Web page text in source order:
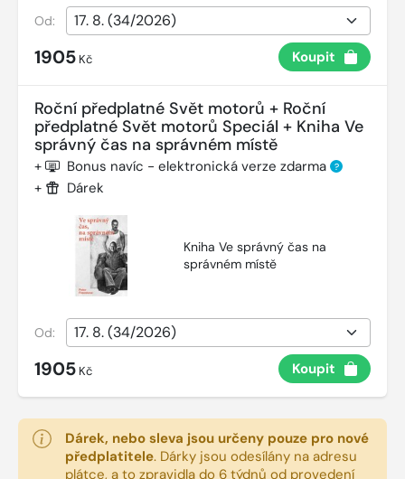
Od:
1905 Kč Koupit
Roční předplatné Svět motorů + Roční
předplatné Svět motorů Speciál + Kniha Ve
správný čas na správném místě
+ Bonus navíc - elektronická verze zdarma ?
+ Dárek
Kniha Ve správný čas na
správném místě
Od:
1905 Kč Koupit
Dárek, nebo sleva jsou určeny pouze pro nové
předplatitele. Dárky jsou odesílány na adresu
plátce, a to zpravidla do 6 týdnů od provedení